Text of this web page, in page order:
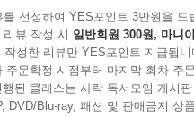
연필 자국이 묻어나는 생생한
한 후기 만화로 소장성을 더하
봇들의 이야기는 편리를 좇
선정하여 YES포인트 3만원을 드
뷰 작성 시 일반회원 300원, 마니
성한 리뷰만 YES포인트 지급됩니
주문확정 시점부터 마지막 회차 주
된 클래스는 사락 독서모임 게시
DVD/Blu-ray, 패션 및 판매금지 상